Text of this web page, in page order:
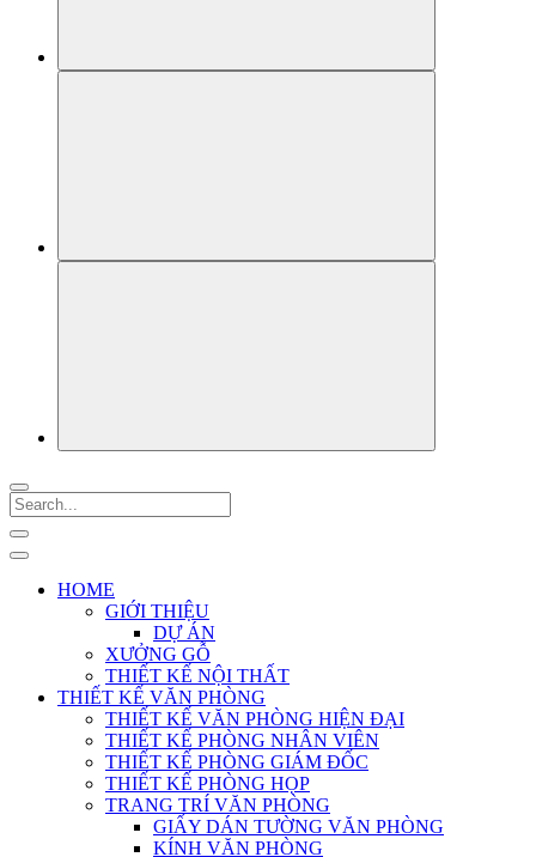
HOME
GIỚI THIỆU
DỰ ÁN
XƯỞNG GỖ
THIẾT KẾ NỘI THẤT
THIẾT KẾ VĂN PHÒNG
THIẾT KẾ VĂN PHÒNG HIỆN ĐẠI
THIẾT KẾ PHÒNG NHÂN VIÊN
THIẾT KẾ PHÒNG GIÁM ĐỐC
THIẾT KẾ PHÒNG HỌP
TRANG TRÍ VĂN PHÒNG
GIẤY DÁN TƯỜNG VĂN PHÒNG
KÍNH VĂN PHÒNG